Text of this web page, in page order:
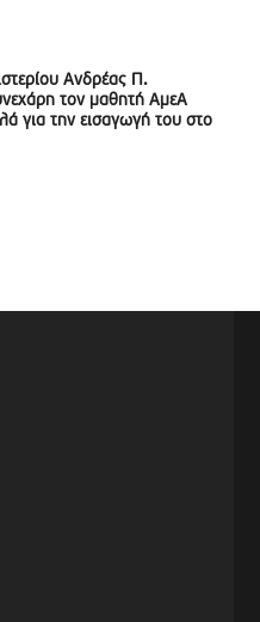
Ανδρέας Π.
τον μαθητή ΑμεΑ
για την εισαγωγή του στο